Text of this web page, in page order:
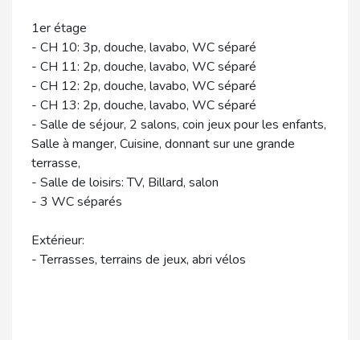
1er étage
- CH 10: 3p, douche, lavabo, WC séparé
- CH 11: 2p, douche, lavabo, WC séparé
- CH 12: 2p, douche, lavabo, WC séparé
- CH 13: 2p, douche, lavabo, WC séparé
- Salle de séjour, 2 salons, coin jeux pour les enfants,
Salle à manger, Cuisine, donnant sur une grande
terrasse,
- Salle de loisirs: TV, Billard, salon
- 3 WC séparés
Extérieur:
- Terrasses, terrains de jeux, abri vélos